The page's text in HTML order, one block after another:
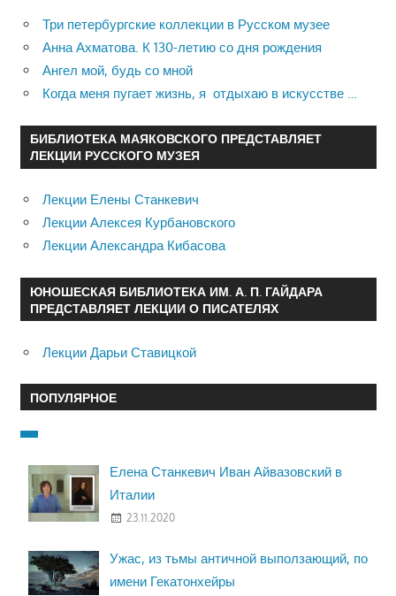
Три петербургские коллекции в Русском музее
Анна Ахматова. К 130-летию со дня рождения
Ангел мой, будь со мной
Когда меня пугает жизнь, я отдыхаю в искусстве …
БИБЛИОТЕКА МАЯКОВСКОГО ПРЕДСТАВЛЯЕТ
ЛЕКЦИИ РУССКОГО МУЗЕЯ
Лекции Елены Станкевич
Лекции Алексея Курбановского
Лекции Александра Кибасова
ЮНОШЕСКАЯ БИБЛИОТЕКА ИМ. А. П. ГАЙДАРА
ПРЕДСТАВЛЯЕТ ЛЕКЦИИ О ПИСАТЕЛЯХ
Лекции Дарьи Ставицкой
ПОПУЛЯРНОЕ
Елена Станкевич Иван Айвазовский в
Италии
23.11.2020
Ужас, из тьмы античной выползающий, по
имени Гекатонхейры